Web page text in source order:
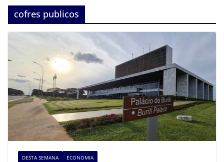
cofres publicos
DESTA SEMANA ECONOMIA